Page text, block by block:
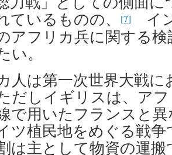
ているものの、
[7]
イ
アフリカ兵に関する
い。
人は第一次世界大戦に
だしイギリスは、ア
で用いたフランスと
ツ植民地をめぐる戦
は主として物資の運